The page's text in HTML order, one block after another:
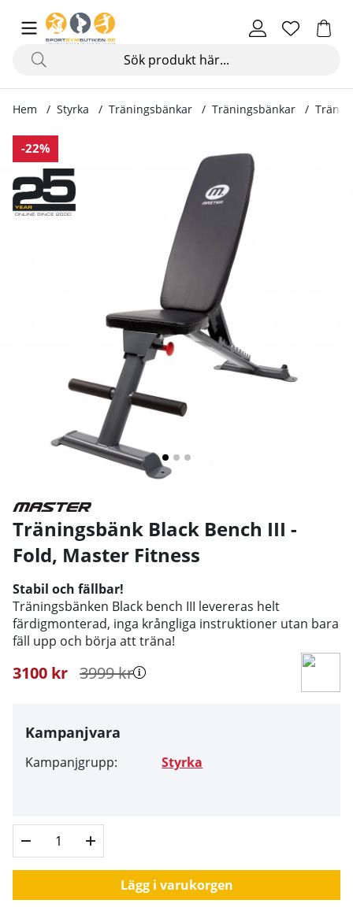
Hem Styrka Träningsbänkar Träningsbänkar
-22%
Produktbilder Träningsbänk Black Bench III - Fold
Träningsbänk Black Bench III -
Fold, Master Fitness
Stabil och fällbar!
Träningsbänken Black bench III levereras helt
färdigmonterad, inga krångliga instruktioner utan bara
fäll upp och börja att träna!
3999kr
3100 kr
Kampanjvara
Kampanjgrupp: Styrka
Lägg i varukorgen